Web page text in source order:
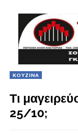
KOYZINA
Τι
25/10;